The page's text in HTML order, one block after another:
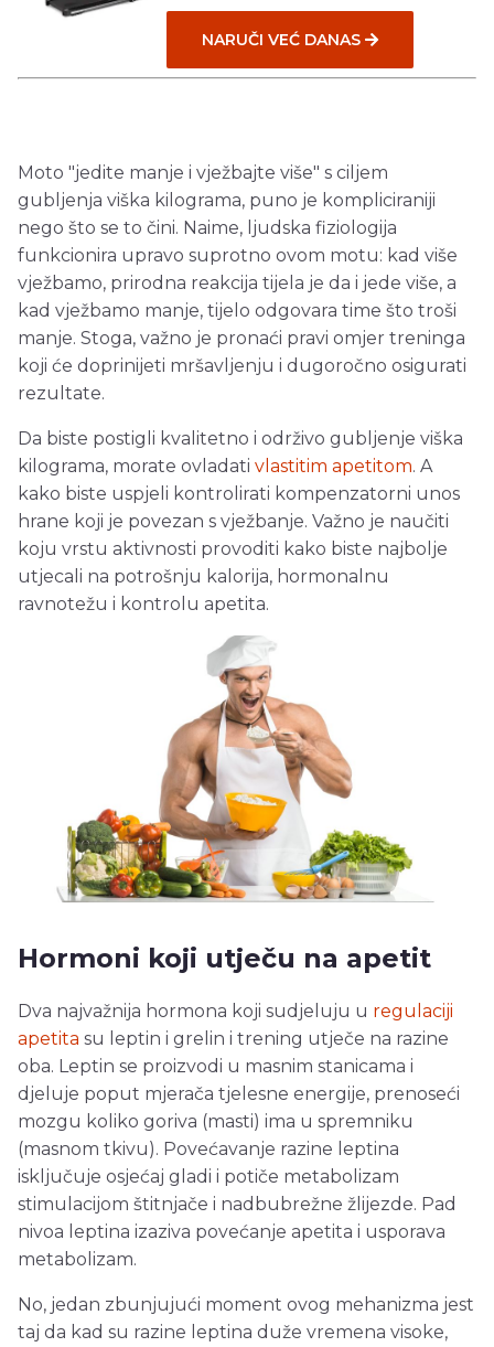
NARUČI VEĆ DANAS
Moto "jedite manje i vježbajte više" s ciljem
gubljenja viška kilograma, puno je kompliciraniji
nego što se to čini. Naime, ljudska fiziologija
funkcionira upravo suprotno ovom motu: kad više
vježbamo, prirodna reakcija tijela je da i jede više, a
kad vježbamo manje, tijelo odgovara time što troši
manje. Stoga, važno je pronaći pravi omjer treninga
koji će doprinijeti mršavljenju i dugoročno osigurati
rezultate.
Da biste postigli kvalitetno i održivo gubljenje viška
kilograma, morate ovladati vlastitim apetitom. A
kako biste uspjeli kontrolirati kompenzatorni unos
hrane koji je povezan s vježbanje. Važno je naučiti
koju vrstu aktivnosti provoditi kako biste najbolje
utjecali na potrošnju kalorija, hormonalnu
ravnotežu i kontrolu apetita.
Hormoni koji utječu na apetit
Dva najvažnija hormona koji sudjeluju u regulaciji
apetita su leptin i grelin i trening utječe na razine
oba. Leptin se proizvodi u masnim stanicama i
djeluje poput mjerača tjelesne energije, prenoseći
mozgu koliko goriva (masti) ima u spremniku
(masnom tkivu). Povećavanje razine leptina
isključuje osjećaj gladi i potiče metabolizam
stimulacijom štitnjače i nadbubrežne žlijezde. Pad
nivoa leptina izaziva povećanje apetita i usporava
metabolizam.
No, jedan zbunjujući moment ovog mehanizma jest
taj da kad su razine leptina duže vremena visoke,